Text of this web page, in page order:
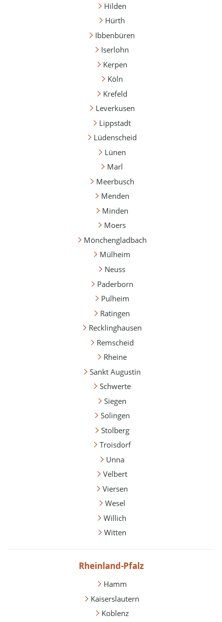
Hilden
Hürth
Ibbenbüren
Iserlohn
Kerpen
Köln
Krefeld
Leverkusen
Lippstadt
Lüdenscheid
Lünen
Marl
Meerbusch
Menden
Minden
Moers
Mönchengladbach
Mülheim
Neuss
Paderborn
Pulheim
Ratingen
Recklinghausen
Remscheid
Rheine
Sankt Augustin
Schwerte
Siegen
Solingen
Stolberg
Troisdorf
Unna
Velbert
Viersen
Wesel
Willich
Witten
Rheinland-Pfalz
Hamm
Kaiserslautern
Koblenz